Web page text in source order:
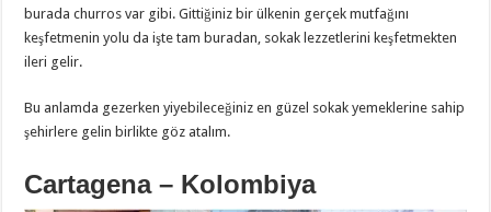
burada churros var gibi. Gittiğiniz bir ülkenin gerçek mutfağını
keşfetmenin yolu da işte tam buradan, sokak lezzetlerini keşfetmekten
ileri gelir.
Bu anlamda gezerken yiyebileceğiniz en güzel sokak yemeklerine sahip
şehirlere gelin birlikte göz atalım.
Cartagena – Kolombiya